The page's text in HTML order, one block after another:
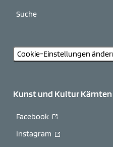
Suche
Cookie-Einstellungen
Kunst und Kultur Kärnten
Facebook
Instagram